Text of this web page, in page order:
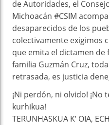
de Autoridades, el
Michoacán #CSIM
desaparecidos de los
colectivamente exigimos
que emita el dictamen de
familia Guzmán Cruz,
retrasada, es justicia
¡Ni perdón, ni olvido!
kurhikua!
TERUNHASKUA K’ OIA,